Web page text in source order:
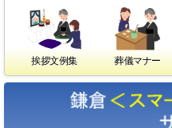
挨拶文例集 葬儀マナー